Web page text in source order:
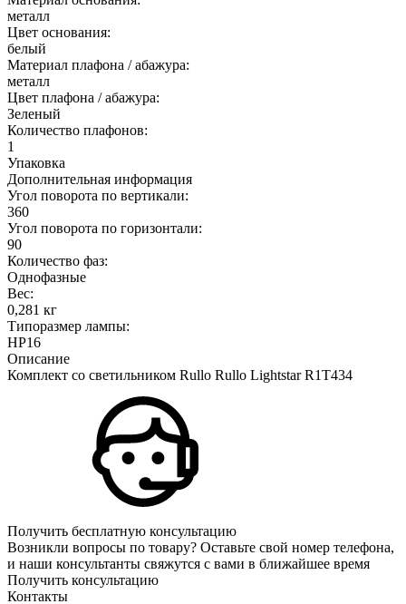
металл
Цвет основания:
белый
Материал плафона / абажура:
металл
Цвет плафона / абажура:
Зеленый
Количество плафонов:
1
Упаковка
Дополнительная информация
Угол поворота по вертикали:
360
Угол поворота по горизонтали:
90
Количество фаз:
Однофазные
Вес:
0,281 кг
Типоразмер лампы:
HP16
Описание
Комплект со светильником Rullo Rullo Lightstar R1T434
Получить бесплатную консультацию
Возникли вопросы по товару? Оставьте свой номер телефона,
и наши консультанты свяжутся с вами в ближайшее время
Получить консультацию
Контакты